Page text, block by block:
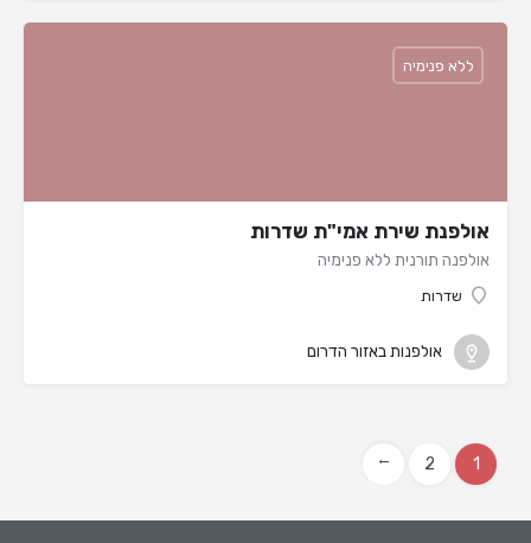
אולפנת שירת אמי"ת שדרות
אולפנה תורנית ללא פנימיה
שדרות
ללא פנימיה
אולפנות באזור הדרום
1
2
→